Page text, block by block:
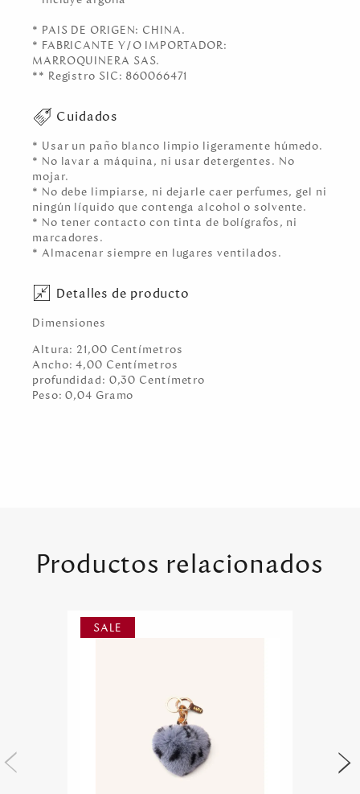
* PAIS DE ORIGEN: CHINA.
* FABRICANTE Y/O IMPORTADOR:
MARROQUINERA SAS.
** Registro SIC: 860066471
Cuidados
* Usar un paño blanco limpio ligeramente húmedo.
* No lavar a máquina, ni usar detergentes. No
mojar.
* No debe limpiarse, ni dejarle caer perfumes, gel ni
ningún líquido que contenga alcohol o solvente.
* No tener contacto con tinta de bolígrafos, ni
marcadores.
* Almacenar siempre en lugares ventilados.
Detalles de producto
Dimensiones
Altura: 21,00 Centímetros
Ancho:4,00 Centímetros
profundidad: 0,30 Centímetro
Peso:0,04 Gramo
Productos relacionados